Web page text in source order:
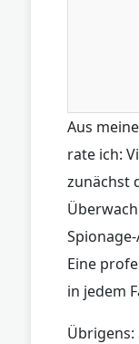
Aus
rate ich:
zunächst
Eine
in jedem
Übrigens: